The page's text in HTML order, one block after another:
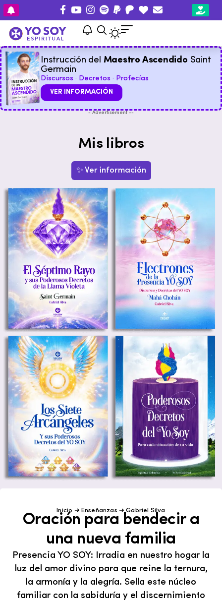
Instrucción del Maestro Ascendido Saint
Germain
Discursos · Decretos · Profecías
VER INFORMACIÓN
- Advertisement --
Mis libros
✨ Ver información
Inicio ➜ Enseñanzas ➜Gabriel Silva
Oración para bendecir a
una nueva familia
Presencia YO SOY: Irradia en nuestro hogar la
luz del amor divino para que reine la ternura,
la armonía y la alegría. Sella este núcleo
familiar con la sabiduría y el discernimiento